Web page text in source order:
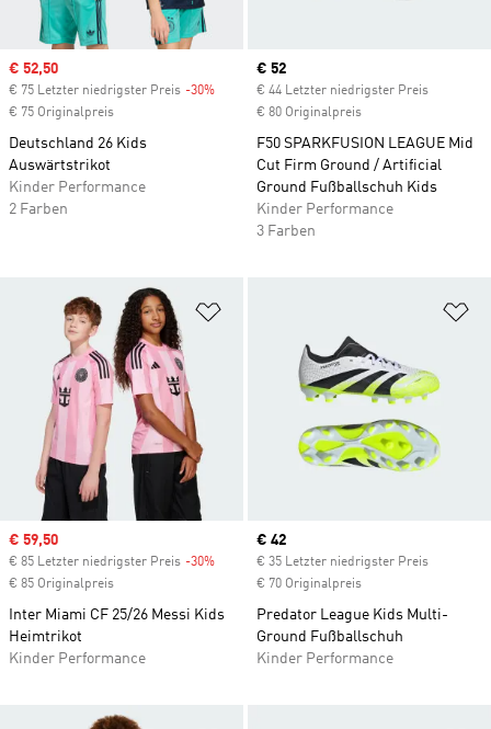
Sale price
€ 52,50
€ 75 Letzter niedrigster Preis -30% Discount
€ 75 Originalpreis
Deutschland 26 Kids
Auswärtstrikot
Kinder Performance
2 Farben
Current price
€ 52
€ 44 Letzter niedrigster Preis
€ 80 Originalpreis
F50 SPARKFUSION LEAGUE Mid
Cut Firm Ground / Artificial
Ground Fußballschuh Kids
Kinder Performance
3 Farben
Sale price
€ 59,50
€ 85 Letzter niedrigster Preis -30% Discount
€ 85 Originalpreis
Inter Miami CF 25/26 Messi Kids
Heimtrikot
Kinder Performance
Current price
€ 42
€ 35 Letzter niedrigster Preis
€ 70 Originalpreis
Predator League Kids Multi-
Ground Fußballschuh
Kinder Performance